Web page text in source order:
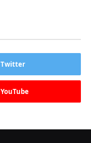
Twitter
YouTube